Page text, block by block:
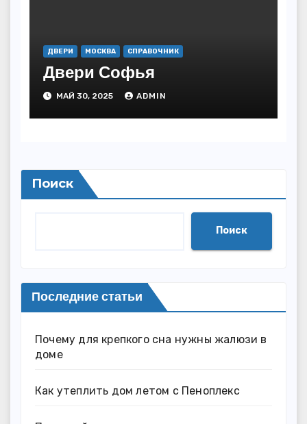
ДВЕРИ МОСКВА СПРАВОЧНИК
Двери Софья
МАЙ 30, 2025 ADMIN
Поиск
Поиск
Последние статьи
Почему для крепкого сна нужны жалюзи в
доме
Как утеплить дом летом с Пеноплекс